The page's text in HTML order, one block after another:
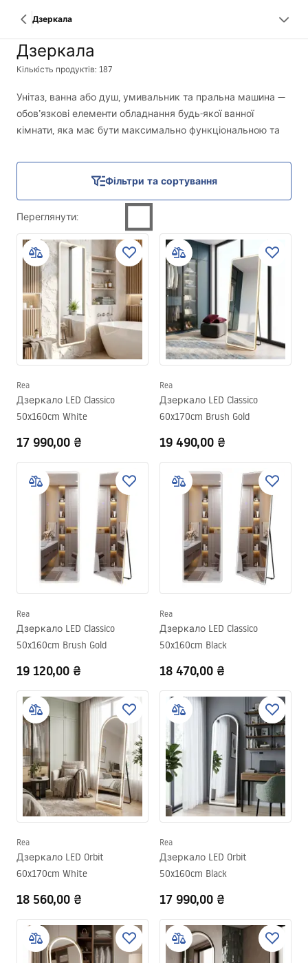
Дзеркала
Дзеркала
Кількість продуктів: 187
Унітаз, ванна або душ, умивальник та пральна машина —
обов’язкові елементи обладнання будь-якої ванної
кімнати, яка має бути максимально функціональною та
хоча б найменшого дзеркала. Дзеркало у ванній
дозволяє виконувати щоденні процедури догляду,
наносити макіяж і контролювати зачіску, а у чоловіків,
зокрема, ретельно голитися.
Це ще не все, адже дзеркало для ванної виконує не лише
практичну роль, а й естетичну. Воно значно підвищує
привабливість усього приміщення, освітлює його, додає
відчуття простору та візуально розширює його.
Фільтри та сортування
Переглянути:
Rea
Дзеркало LED Classico
50x160cm White
17 990,00 ₴
Rea
Дзеркало LED Classico
60x170cm Brush Gold
19 490,00 ₴
Rea
Дзеркало LED Classico
50x160cm Brush Gold
19 120,00 ₴
Rea
Дзеркало LED Classico
50x160cm Black
18 470,00 ₴
Rea
Дзеркало LED Orbit
60x170cm White
18 560,00 ₴
Rea
Дзеркало LED Orbit
50x160cm Black
17 990,00 ₴